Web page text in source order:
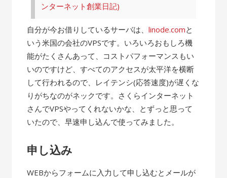
ンターネット創業日記)
自分が今お借りしているサーバは、linode.comと
いう米国の会社のVPSです。いろいろおもしろ機
能がたくさんあって、コストパフォーマンスもい
いのですけど、すべてのアクセスが太平洋を横断
して行われるので、レイテンシ(応答速度)が遅くな
りがちなのがネックです。さくらインターネット
さんでVPSやってくれないかな、とずっと思って
いたので、早速申し込んで使ってみました。
申し込み
WEBからフォームに入力して申し込むとメールが